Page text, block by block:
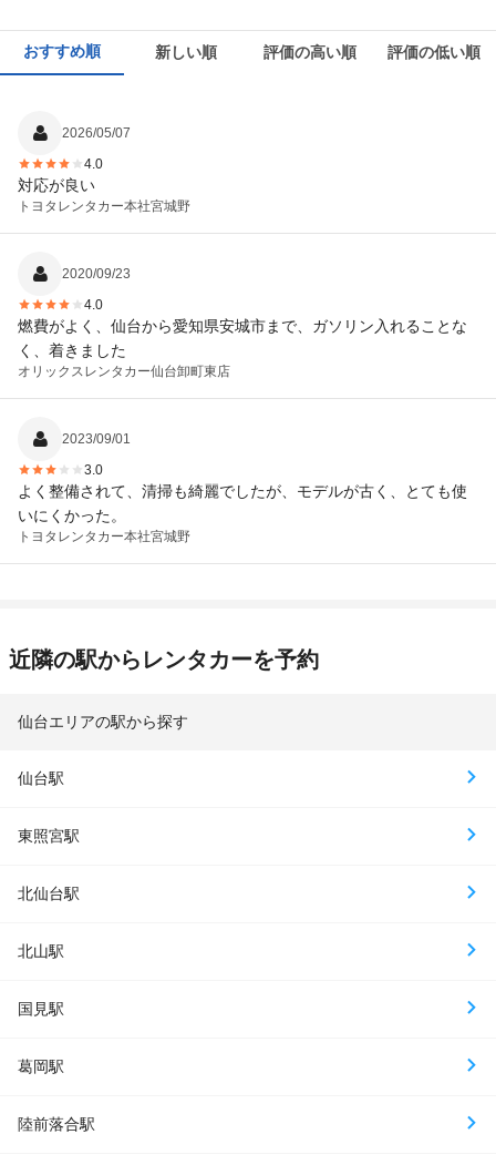
おすすめ順 新しい順 評価の高い順 評価の低い順
2026/05/07
4.0
対応が良い
トヨタレンタカー本社宮城野
2020/09/23
4.0
燃費がよく、仙台から愛知県安城市まで、ガソリン入れることな
く、着きました
オリックスレンタカー仙台卸町東店
2023/09/01
3.0
よく整備されて、清掃も綺麗でしたが、モデルが古く、とても使
いにくかった。
トヨタレンタカー本社宮城野
近隣の駅からレンタカーを予約
仙台エリアの駅から探す
仙台駅
東照宮駅
北仙台駅
北山駅
国見駅
葛岡駅
陸前落合駅